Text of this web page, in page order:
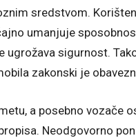
sredstvom.
umanjuje
ugrožava sigurnost.
zakonski je
a posebno vozače
Neodgovorno